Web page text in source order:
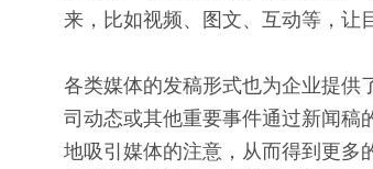
来，比如视频、图文、互动等，让
各类媒体的发稿形式也为企业提供
司动态或其他重要事件通过新闻稿
地吸引媒体的注意，从而得到更多